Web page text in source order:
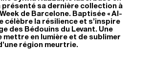
présenté sa dernière collection à
de Barcelone. Baptisée « Al-
célèbre la résilience et s’inspire
des Bédouins du Levant. Une
mettre en lumière et de sublimer
région meurtrie.